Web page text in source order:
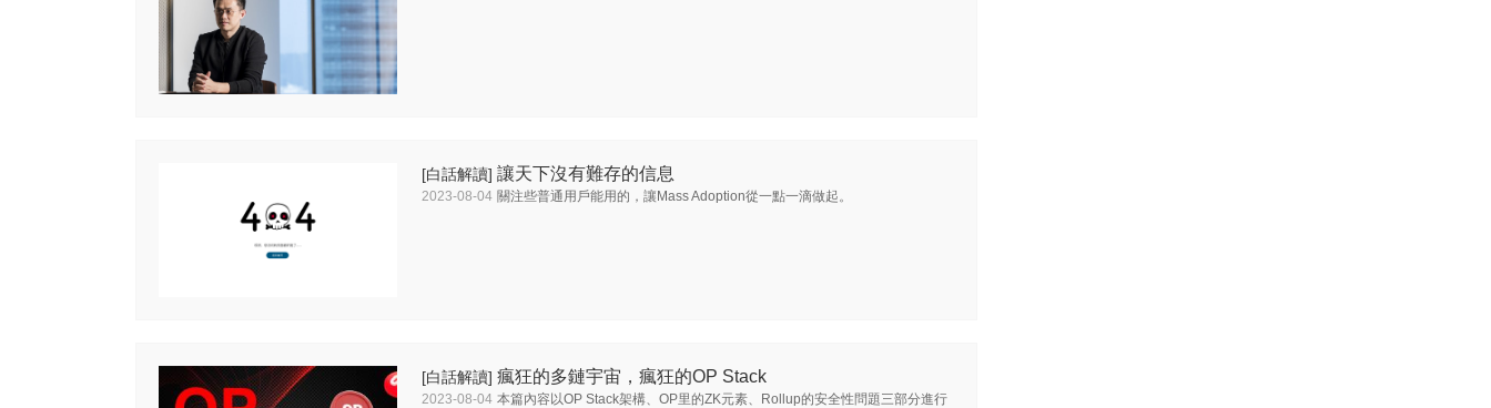
[白話解讀] 讓天下沒有難存的信息
2023-08-04 關注些普通用戶能用的，讓Mass Adoption從一點一滴做起。
[白話解讀] 瘋狂的多鏈宇宙，瘋狂的OP Stack
2023-08-04 本篇內容以OP Stack架構、OP里的ZK元素、Rollup的安全性問題三部分進行